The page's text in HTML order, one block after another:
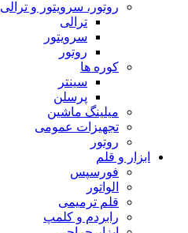
روتور، سرویتور و ترالی
ترالی
سرویتور
روتور
کوره ها
سینتر
پرسلن
میلینگ ماشین
تجهیزات عمومی
روتور
ابزار و قلم
فورسپس
الواتور
قلم ترمیمی
رابردم و کلمپ